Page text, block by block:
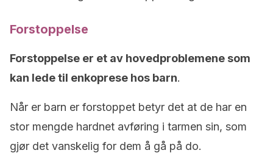
Forstoppelse
Forstoppelse er et av hovedproblemene som
kan lede til enkoprese hos barn.
Når er barn er forstoppet betyr det at de har en
stor mengde hardnet avføring i tarmen sin, som
gjør det vanskelig for dem å gå på do.